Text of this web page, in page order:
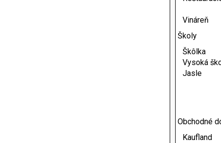
Vináreň
Školy
Škôlka
Vysoká
Jasle
Obchodné
Kaufland